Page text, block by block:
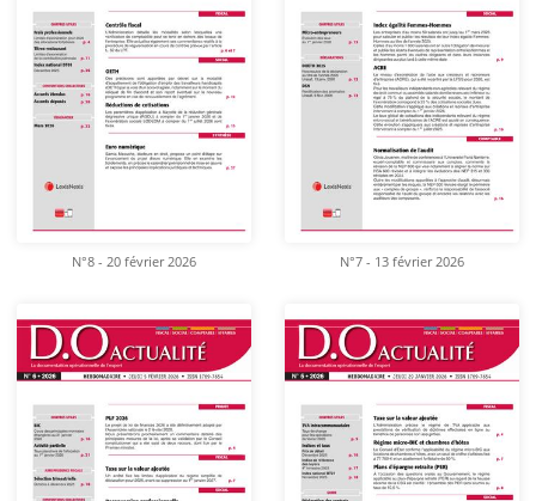
N°8 - 20 février 2026 N°7 - 13 février 2026